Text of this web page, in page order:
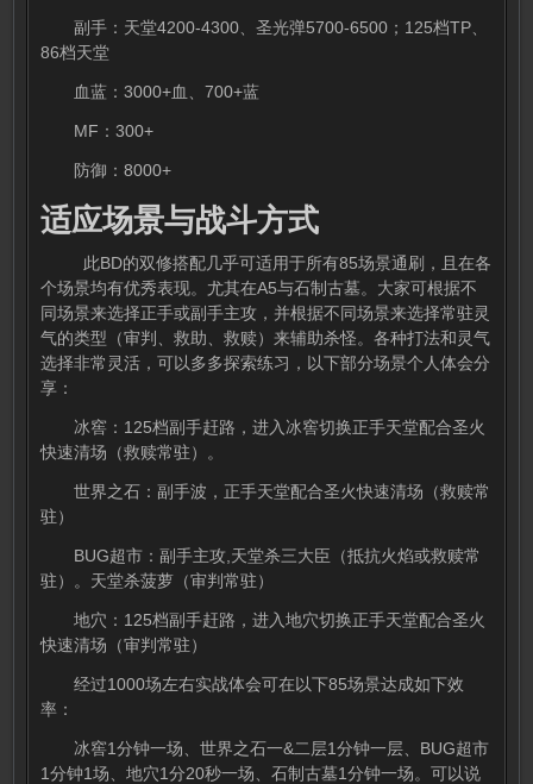
副手：天堂4200-4300、圣光弹5700-6500；125档TP、
86档天堂
血蓝：3000+血、700+蓝
MF：300+
防御：8000+
适应场景与战斗方式
此BD的双修搭配几乎可适用于所有85场景通刷，且在各
个场景均有优秀表现。尤其在A5与石制古墓。大家可根据不
同场景来选择正手或副手主攻，并根据不同场景来选择常驻灵
气的类型（审判、救助、救赎）来辅助杀怪。各种打法和灵气
选择非常灵活，可以多多探索练习，以下部分场景个人体会分
享：
冰窖：125档副手赶路，进入冰窖切换正手天堂配合圣火
快速清场（救赎常驻）。
世界之石：副手波，正手天堂配合圣火快速清场（救赎常
驻）
BUG超市：副手主攻,天堂杀三大臣（抵抗火焰或救赎常
驻）。天堂杀菠萝（审判常驻）
地穴：125档副手赶路，进入地穴切换正手天堂配合圣火
快速清场（审判常驻）
经过1000场左右实战体会可在以下85场景达成如下效
率：
冰窖1分钟一场、世界之石一&二层1分钟一层、BUG超市
1分钟1场、地穴1分20秒一场、石制古墓1分钟一场。可以说